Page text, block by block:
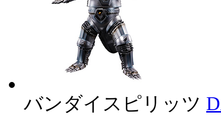
バンダイスピリッツ